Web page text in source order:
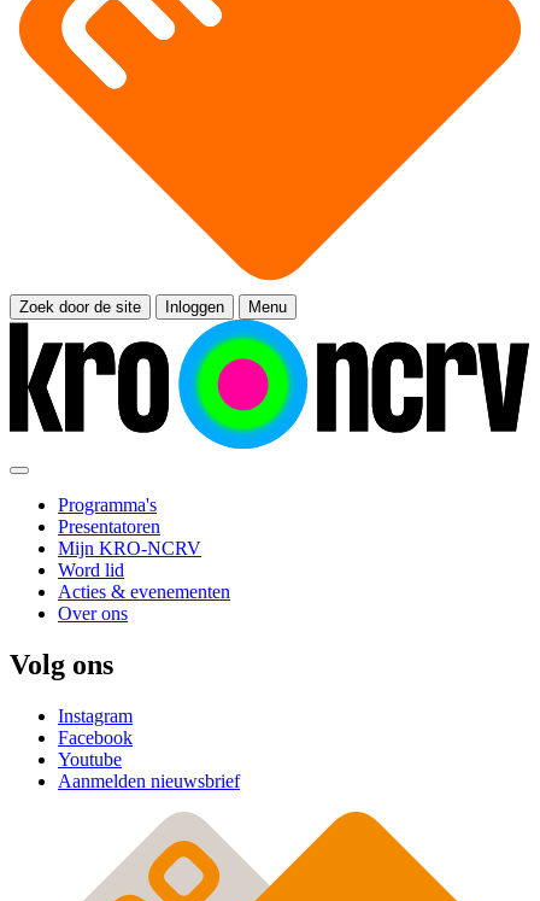
Zoek door de site Inloggen Menu
Programma's
Presentatoren
Mijn KRO-NCRV
Word lid
Acties & evenementen
Over ons
Volg ons
Instagram
Facebook
Youtube
Aanmelden nieuwsbrief